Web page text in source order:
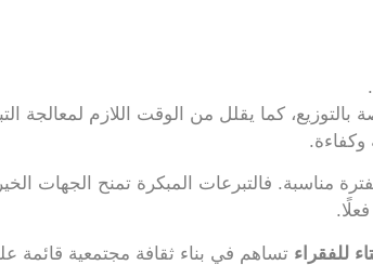
كما يقلل من الوقت اللازم لمعالجة
وكفاءة.
مناسبة. فالتبرعات المبكرة تمنح الجهات
للفقراء تساهم في بناء ثقافة مجتمعية قائمة